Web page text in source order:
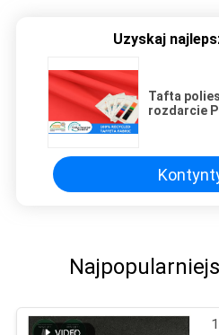
Uzyskaj
Tafta
rozdarcie